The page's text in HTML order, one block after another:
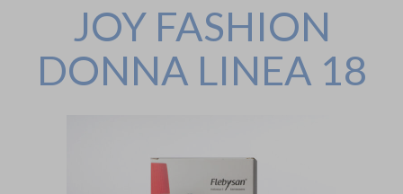
JOY FASHION
DONNA LINEA 18